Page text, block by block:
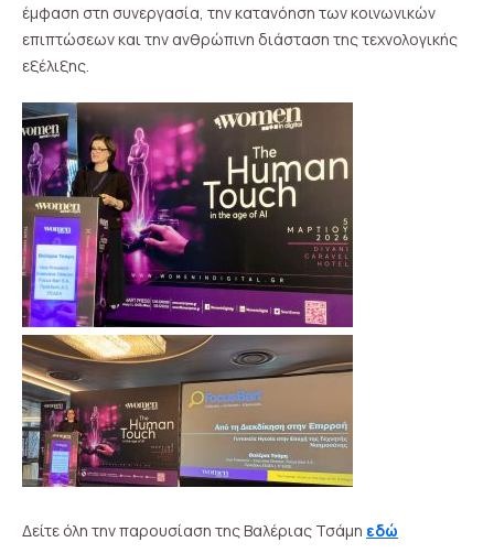
έμφαση στη συνεργασία, την κατανόηση των κοινωνικών
επιπτώσεων και την ανθρώπινη διάσταση της τεχνολογικής
εξέλιξης.
Δείτε όλη την παρουσίαση της Βαλέριας Τσάμη εδώ